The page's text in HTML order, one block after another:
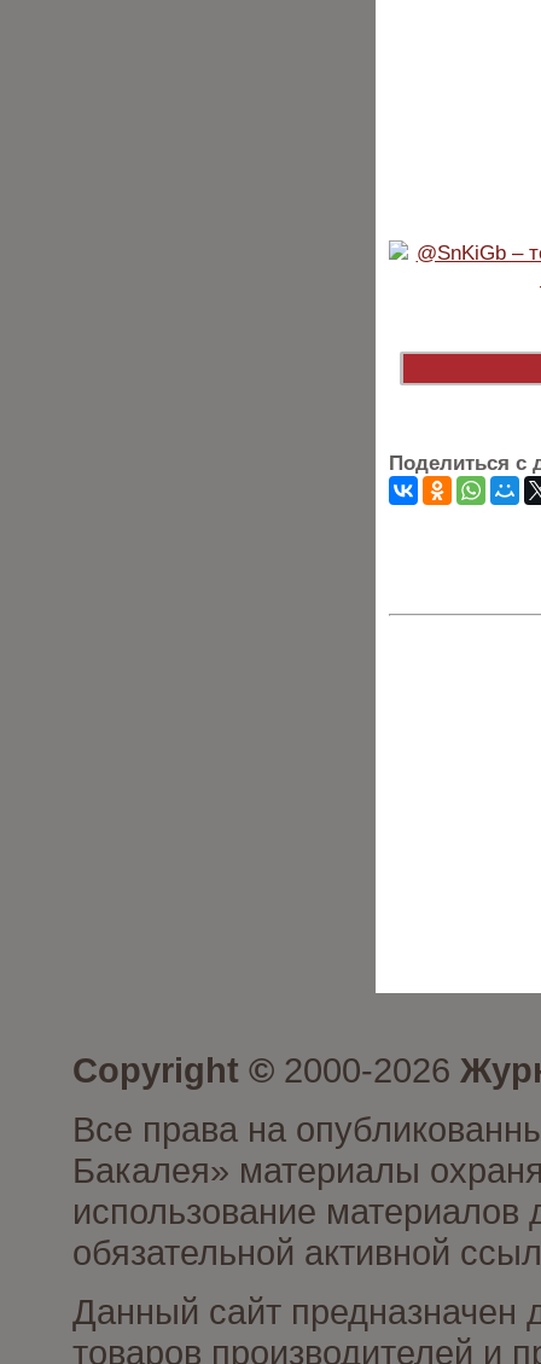
Поделиться с
Copyright © 2000-2026
Все права на
Бакалея» материалы
использование материалов
обязательной активной
Данный сайт предназначен
товаров производителей и